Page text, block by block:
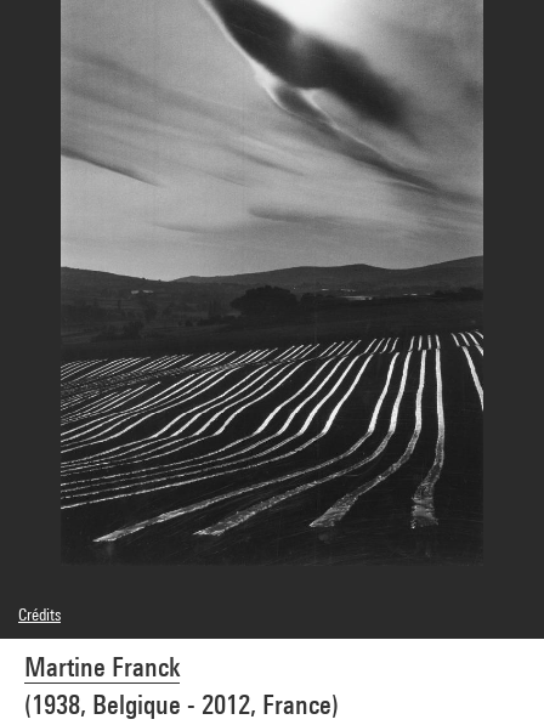
Martine Franck
(1938, Belgique - 2012, France)
Crédits
© Martine Franck / Magnum Photos
Crédit photographique : Centre Pompidou, MNAM-CCI/Bertrand Prévost/Dist.
GrandPalaisRmn
Réf. image : 4N59254